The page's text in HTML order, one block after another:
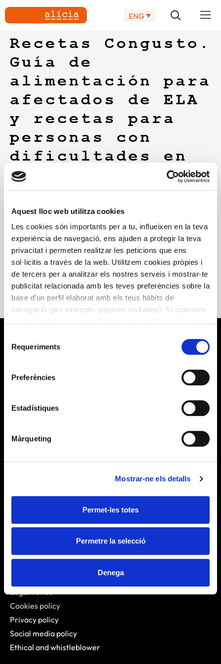
Aquest lloc web utilitza cookies
Les cookies són importants per a tu, influeixen en la teva
experiència de navegació, ens ajuden a protegir la teva
privacitat i permeten realitzar les peticions que ens
sol·licitis a través de la web. Utilitzem cookies pròpies i
de tercers per a analitzar els nostres serveis i mostrar-te
publicitat relacionada amb les teves preferències sobre la
base d’un perfil elaborat amb els teus hàbits de
navegació (per exemple, pàgines visitades). Si consents
informació a la nostra
Requeriments
Preferències
Estadístiques
Màrqueting
Mostrar-ne els detalls
Permet-les totes
Permetre la selecció
Denega
ENG
Recetas Congusto.
Guía de
alimentación para
afectados de ELA
y recetas para
personas con
dificultades en
la deglución
Fundación Luzón, destinada a la elaboración de una guía
dinámica de menús triturados para pacientes con
dificultades de deglución. Persigue el doble objetivo de
fomentar la apetencia a la comida y de lograr el necesario
aporte nutricional a estos pacientes. Se trata de un conjunto
de recetas representativas de la amplia variedad de la
cocina española, fáciles de elaborar, apetitosas y de coste
asequible. La guía informa sobre las texturas y viscosidades
necesarias en cada receta.
What We Do
Alícia Territory
Who We Are
News
Legal notice
Cookies policy
Privacy policy
Social media policy
Ethical and whistleblower